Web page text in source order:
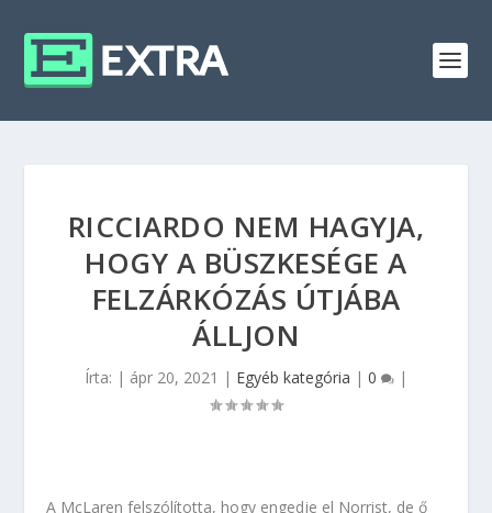
RICCIARDO NEM HAGYJA,
HOGY A BÜSZKESÉGE A
FELZÁRKÓZÁS ÚTJÁBA
ÁLLJON
Írta: | ápr 20, 2021 | Egyéb kategória | 0 |
A McLaren felszólította, hogy engedje el Norrist, de ő